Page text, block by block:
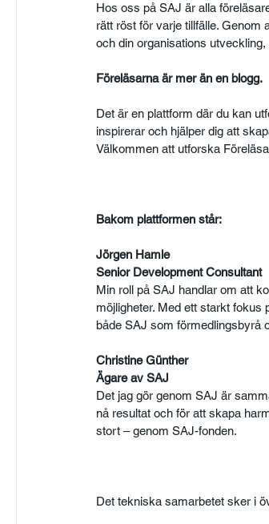
Hos oss på SAJ är alla
rätt röst för varje tillfälle. Genom
och din organisations
Föreläsarna är mer än en blogg.
Det är en plattform där du kan
inspirerar och hjälper dig att
Välkommen att utforska
Bakom plattformen står:
Jörgen Hamle
Senior Development Consultant
Min roll på SAJ handlar om att
möjligheter. Med ett starkt fokus
både SAJ som förmedlingsbyrå
Christine Günther
Ägare av SAJ
Det jag gör genom SAJ är
nå resultat och för att skapa
stort – genom SAJ-fonden.
Det tekniska samarbetet sker i